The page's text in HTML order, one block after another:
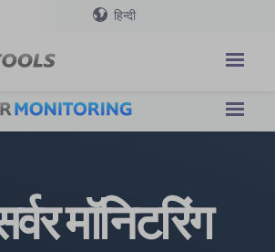
हिन्दी
मॉनिटरिंग